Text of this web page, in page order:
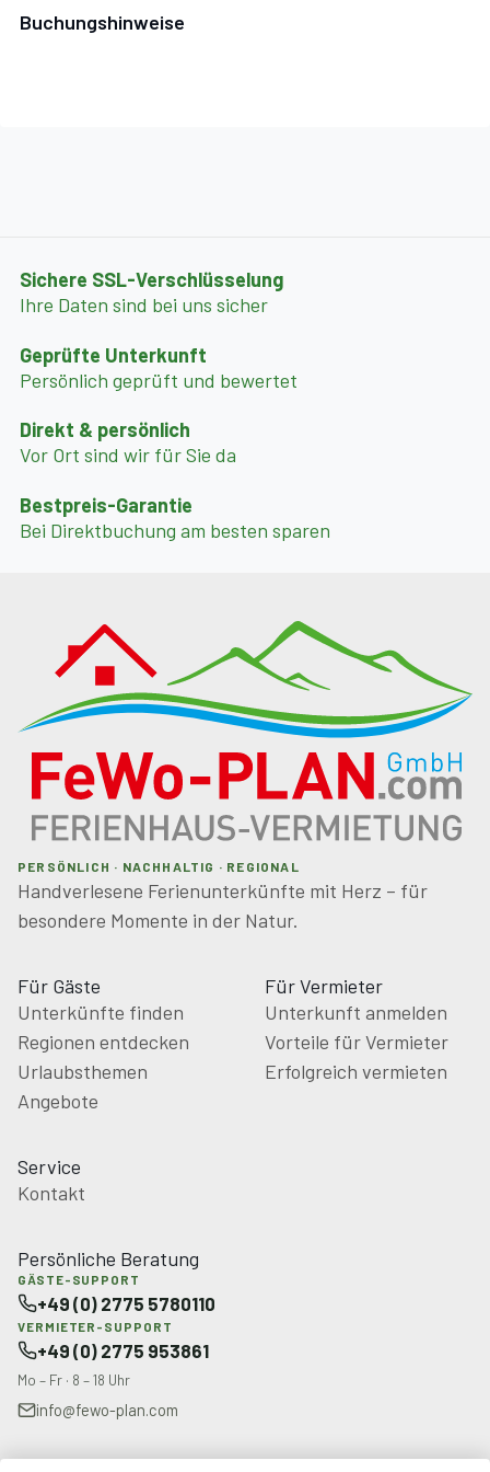
Buchungshinweise
Sichere SSL-Verschlüsselung
Ihre Daten sind bei uns sicher
Geprüfte Unterkunft
Persönlich geprüft und bewertet
Direkt & persönlich
Vor Ort sind wir für Sie da
Bestpreis-Garantie
Bei Direktbuchung am besten sparen
PERSÖNLICH · NACHHALTIG · REGIONAL
Handverlesene Ferienunterkünfte mit Herz – für
besondere Momente in der Natur.
Für Gäste
Unterkünfte finden
Regionen entdecken
Urlaubsthemen
Angebote
Für Vermieter
Unterkunft anmelden
Vorteile für Vermieter
Erfolgreich vermieten
Service
Kontakt
Persönliche Beratung
GÄSTE-SUPPORT
+49 (0) 2775 5780110
VERMIETER-SUPPORT
+49 (0) 2775 953861
Mo – Fr · 8 – 18 Uhr
info@fewo-plan.com